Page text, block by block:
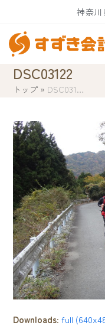
content
神奈川
DSC03122
トップ » DSC031…
Downloads:full